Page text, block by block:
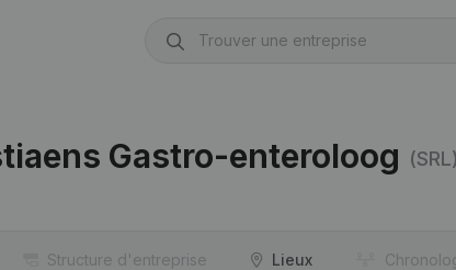
Gastro-enteroloog (SRL)
Structure d'entreprise Lieux